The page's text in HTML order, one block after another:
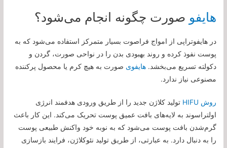
هایفو صورت چگونه انجام می‌شود؟
در هایفوتراپی از امواج فراصوت بسیار متمرکز استفاده می‌شود که به
پوست نفوذ کرده و روند بهبودی بدن را در نواحی صورت، گردن و
دکولته تسریع می‌بخشد.هایفوی صورت به هیچ کرم یا محصول پرکننده
مصنوعی نیاز ندارد.
روش HIFU
تولید کلاژن جدید را از طریق ورودی هدفمند انرژی
اولتراسوند به لایه‌های بافت عمیق پوست تحریک می‌کند. این کار باعث
گرم‌شدن بافت پوست می‌شود که به نوبه خود واکنش طبیعی پوست
را به دنبال دارد. به عبارتی، از طریق تولید نئوکلاژن، فرایند بازسازی